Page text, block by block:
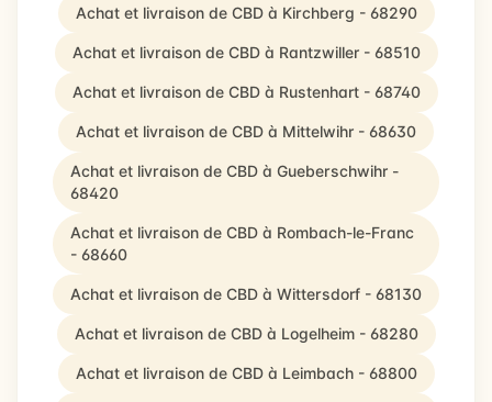
Achat et livraison de CBD à Kirchberg - 68290
Achat et livraison de CBD à Rantzwiller - 68510
Achat et livraison de CBD à Rustenhart - 68740
Achat et livraison de CBD à Mittelwihr - 68630
Achat et livraison de CBD à Gueberschwihr -
68420
Achat et livraison de CBD à Rombach-le-Franc
- 68660
Achat et livraison de CBD à Wittersdorf - 68130
Achat et livraison de CBD à Logelheim - 68280
Achat et livraison de CBD à Leimbach - 68800